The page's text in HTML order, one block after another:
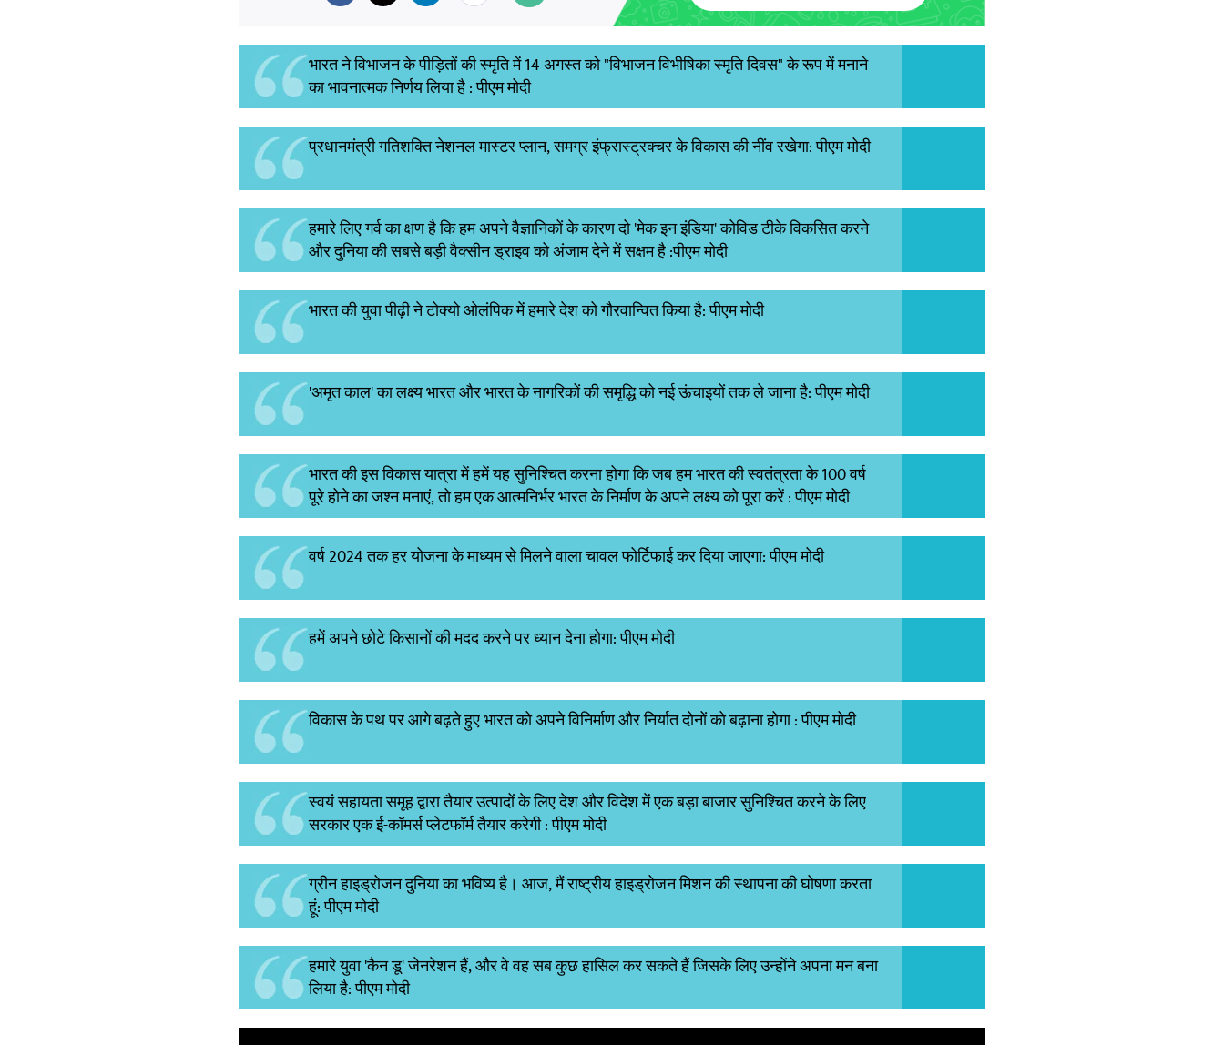
भारत ने विभाजन के पीड़ितों की स्मृति में 14 अगस्त को "विभाजन विभीषिका स्मृति दिवस" ​​के रूप में मनाने
का भावनात्मक निर्णय लिया है : पीएम मोदी
प्रधानमंत्री गतिशक्ति नेशनल मास्टर प्लान, समग्र इंफ्रास्ट्रक्चर के विकास की नींव रखेगा: पीएम मोदी
हमारे लिए गर्व का क्षण है कि हम अपने वैज्ञानिकों के कारण दो 'मेक इन इंडिया' कोविड टीके विकसित करने
और दुनिया की सबसे बड़ी वैक्सीन ड्राइव को अंजाम देने में सक्षम है :पीएम मोदी
भारत की युवा पीढ़ी ने टोक्यो ओलंपिक में हमारे देश को गौरवान्वित किया है: पीएम मोदी
'अमृत काल' का लक्ष्य भारत और भारत के नागरिकों की समृद्धि को नई ऊंचाइयों तक ले जाना है: पीएम मोदी
भारत की इस विकास यात्रा में हमें यह सुनिश्चित करना होगा कि जब हम भारत की स्वतंत्रता के 100 वर्ष
पूरे होने का जश्न मनाएं, तो हम एक आत्मनिर्भर भारत के निर्माण के अपने लक्ष्य को पूरा करें : पीएम मोदी
वर्ष 2024 तक हर योजना के माध्यम से मिलने वाला चावल फोर्टिफाई कर दिया जाएगा: पीएम मोदी
हमें अपने छोटे किसानों की मदद करने पर ध्यान देना होगा: पीएम मोदी
विकास के पथ पर आगे बढ़ते हुए भारत को अपने विनिर्माण और निर्यात दोनों को बढ़ाना होगा : पीएम मोदी
स्वयं सहायता समूह द्वारा तैयार उत्पादों के लिए देश और विदेश में एक बड़ा बाजार सुनिश्चित करने के लिए
सरकार एक ई-कॉमर्स प्लेटफॉर्म तैयार करेगी : पीएम मोदी
ग्रीन हाइड्रोजन दुनिया का भविष्य है। आज, मैं राष्ट्रीय हाइड्रोजन मिशन की स्थापना की घोषणा करता
हूं: पीएम मोदी
हमारे युवा 'कैन डू' जेनरेशन हैं, और वे वह सब कुछ हासिल कर सकते हैं जिसके लिए उन्होंने अपना मन बना
लिया है: पीएम मोदी